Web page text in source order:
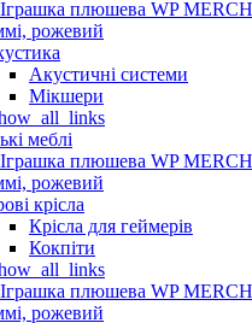
Акустичні системи
Мікшери
меблі
крісла
Крісла для геймерів
Кокпіти